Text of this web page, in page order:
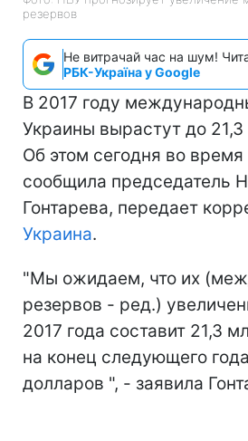
резервов
Не витрачай час на шум!
РБК-Україна у Google
В 2017 году
Украины вырастут до
Об этом сегодня во время
сообщила председатель
Гонтарева, передает
Украина.
"Мы ожидаем, что их
резервов - ред.)
2017 года составит 21,3
на конец следующего
долларов ", - заявила